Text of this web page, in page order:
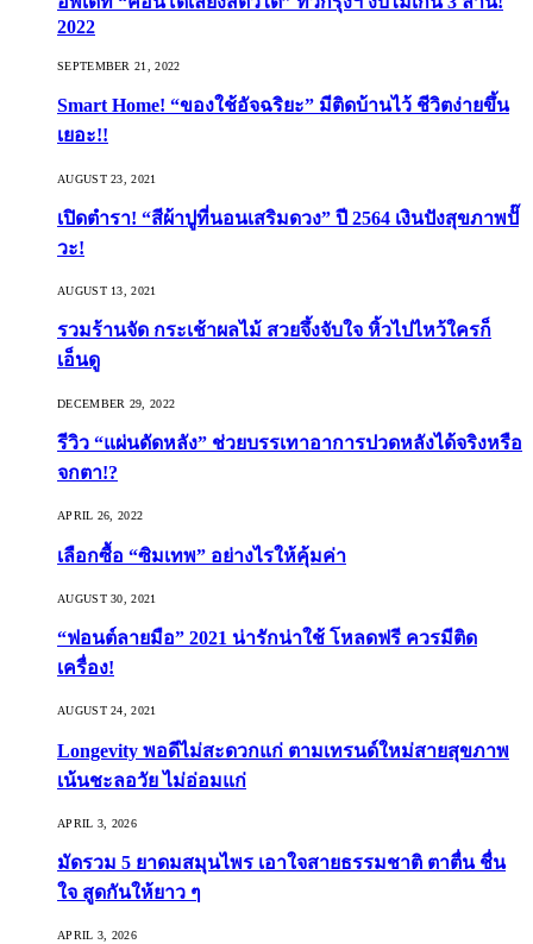
2022
SEPTEMBER 21, 2022
Smart Home! “ของใช้อัจฉริยะ” มีติดบ้านไว้ ชีวิตง่ายขึ้น
เยอะ!!
AUGUST 23, 2021
เปิดตำรา! “สีผ้าปูที่นอนเสริมดวง” ปี 2564 เงินปังสุขภาพปั๊
วะ!
AUGUST 13, 2021
รวมร้านจัด กระเช้าผลไม้ สวยจึ้งจับใจ หิ้วไปไหว้ใครก็
เอ็นดู
DECEMBER 29, 2022
รีวิว “แผ่นดัดหลัง” ช่วยบรรเทาอาการปวดหลังได้จริงหรือ
จกตา!?
APRIL 26, 2022
เลือกซื้อ “ซิมเทพ” อย่างไรให้คุ้มค่า
AUGUST 30, 2021
“ฟอนต์ลายมือ” 2021 น่ารักน่าใช้ โหลดฟรี ควรมีติด
เครื่อง!
AUGUST 24, 2021
Longevity พอดีไม่สะดวกแก่ ตามเทรนด์ใหม่สายสุขภาพ
เน้นชะลอวัย ไม่อ่อมแก่
APRIL 3, 2026
มัดรวม 5 ยาดมสมุนไพร เอาใจสายธรรมชาติ ตาตื่น ชื่น
ใจ สูดกันให้ยาว ๆ
APRIL 3, 2026